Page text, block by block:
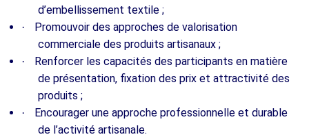
d’embellissement textile ;
·
Promouvoir des approches de valorisation
commerciale des produits artisanaux ;
·
Renforcer les capacités des participants en matière
de présentation, fixation des prix et attractivité des
produits ;
·
Encourager une approche professionnelle et durable
de l’activité artisanale.